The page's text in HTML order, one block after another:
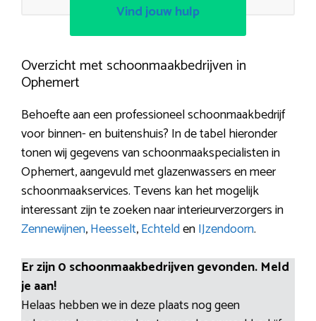
Vind jouw hulp
Overzicht met schoonmaakbedrijven in
Ophemert
Behoefte aan een professioneel schoonmaakbedrijf
voor binnen- en buitenshuis? In de tabel hieronder
tonen wij gegevens van schoonmaakspecialisten in
Ophemert, aangevuld met glazenwassers en meer
schoonmaakservices. Tevens kan het mogelijk
interessant zijn te zoeken naar interieurverzorgers in
Zennewijnen,Heesselt,EchteldenIJzendoorn.
Er zijn 0 schoonmaakbedrijven gevonden. Meld
je aan!
Helaas hebben we in deze plaats nog geen